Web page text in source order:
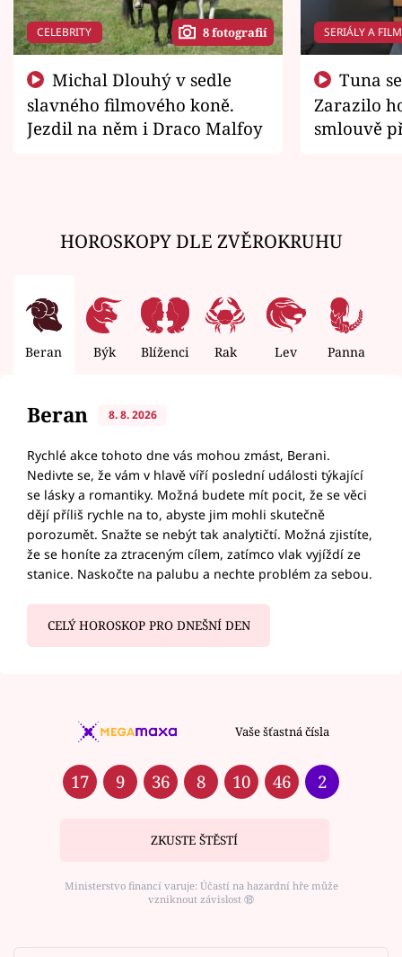
CELEBRITY 8 fotografií
slavného filmového koně.
Jezdil na něm i Draco Malfoy
SERIÁLY A
Zarazilo
smlouvě
HOROSKOPY DLE ZVĚROKRUHU
Beran Býk Blíženci Rak Lev Panna
Beran 8. 8. 2026
Rychlé akce tohoto dne vás mohou zmást, Berani.
Nedivte se, že vám v hlavě víří poslední události týkající
se lásky a romantiky. Možná budete mít pocit, že se věci
dějí příliš rychle na to, abyste jim mohli skutečně
porozumět. Snažte se nebýt tak analytičtí. Možná zjistíte,
že se honíte za ztraceným cílem, zatímco vlak vyjíždí ze
stanice. Naskočte na palubu a nechte problém za sebou.
CELÝ HOROSKOP PRO DNEŠNÍ DEN
Vaše šťastná čísla
17 9 36 8 10 46 2
ZKUSTE ŠTĚSTÍ
Ministerstvo financí varuje: Účastí na hazardní hře může
vzniknout závislost ⑱